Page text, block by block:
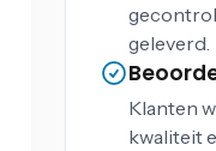
geleverd.
Klanten
kwaliteit